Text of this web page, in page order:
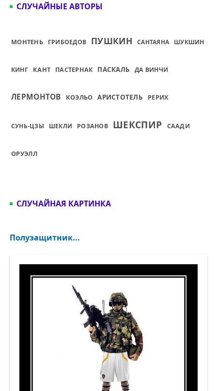
СЛУЧАЙНЫЕ АВТОРЫ
МОНТЕНЬ ГРИБОЕДОВ ПУШКИН САНТАЯНА ШУКШИН
КИНГ КАНТ ПАСТЕРНАК ПАСКАЛЬ ДА ВИНЧИ
ЛЕРМОНТОВ КОЭЛЬО АРИСТОТЕЛЬ РЕРИХ
СУНЬ-ЦЗЫ ШЕКЛИ РОЗАНОВ ШЕКСПИР СААДИ
ОРУЭЛЛ
СЛУЧАЙНАЯ КАРТИНКА
Полузащитник...